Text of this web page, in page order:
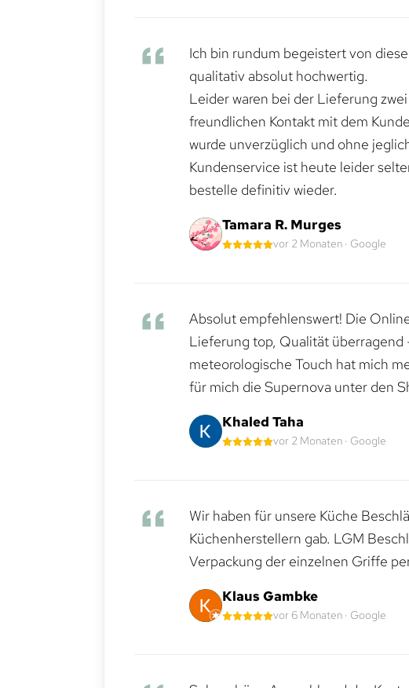
Ich bin rundum begeistert von
qualitativ absolut hochwertig.
Leider waren bei der Lieferung
freundlichen Kontakt mit dem
wurde unverzüglich und ohne
Kundenservice ist heute leider
bestelle definitiv wieder.
Tamara R. Murges
vor 2 Monaten · Google
Absolut empfehlenswert! Die
Lieferung top, Qualität
meteorologische Touch hat mich
für mich die Supernova unter den
Khaled Taha
vor 2 Monaten · Google
Wir haben für unsere Küche
Küchenherstellern gab. LGM
Verpackung der einzelnen Griffe
Klaus Gambke
vor 6 Monaten · Google